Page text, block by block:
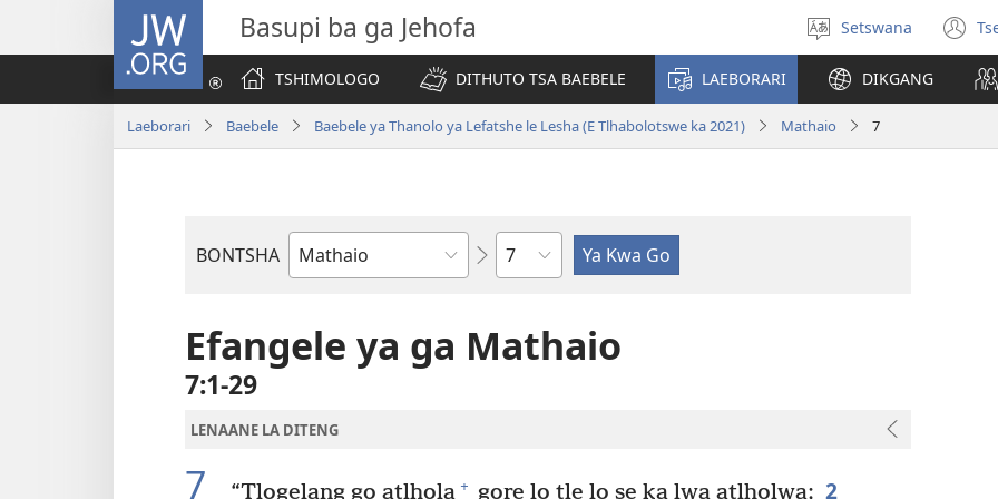
JW.ORG Basupi ba ga Jehofa
Tlhopha
puo
Setswana
(e
e
TSHIMOLOGO
DITHUTO TSA BAEBELE LAEBORARI DIKGANG
Laeborari Baebele Baebele ya Thanolo ya Lefatshe le Lesha (E Tlhabolotswe ka 2021) Mathaio 7
BONTSHA
Dibuka
Baebele
Kgaolo
Efangele ya ga Mathaio
7:1-29
LENAANE LA DITENG
7 “Tlogelang go atlhola + gore lo tle lo se ka lwa atlholwa; 2